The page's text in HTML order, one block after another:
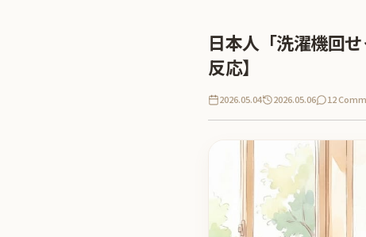
日本人「洗濯機回
反応】
2026.05.04 2026.05.06 12